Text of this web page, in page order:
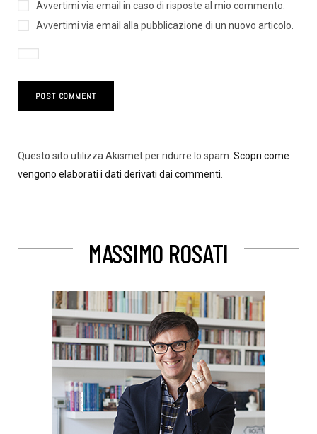
Avvertimi via email in caso di risposte al mio commento.
Avvertimi via email alla pubblicazione di un nuovo articolo.
Questo sito utilizza Akismet per ridurre lo spam. Scopri come
vengono elaborati i dati derivati dai commenti
MASSIMO ROSATI